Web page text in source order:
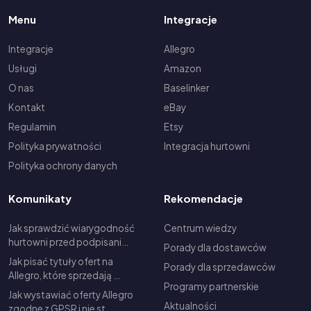
Menu
Integracje
Usługi
O nas
Kontakt
Regulamin
Polityka prywatności
Polityka ochrony danych
Integracje
Allegro
Amazon
Baselinker
eBay
Etsy
Integracja hurtowni
Komunikaty
Jak sprawdzić wiarygodność
hurtowni przed podpisani…
Jak pisać tytuły ofert na
Allegro, które sprzedają …
Jak wystawiać oferty Allegro
zgodne z GPSR i nie st…
Rekomendacje
Centrum wiedzy
Porady dla dostawców
Porady dla sprzedawców
Programy partnerskie
Aktualności